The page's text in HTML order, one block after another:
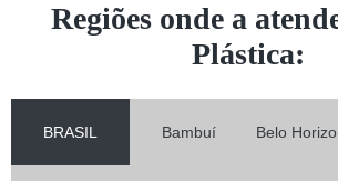
Regiões onde a
Plástica:
BRASIL Bambuí Belo